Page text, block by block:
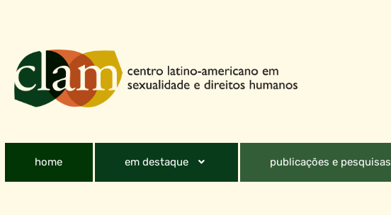
home em destaque publicações e pesquisas